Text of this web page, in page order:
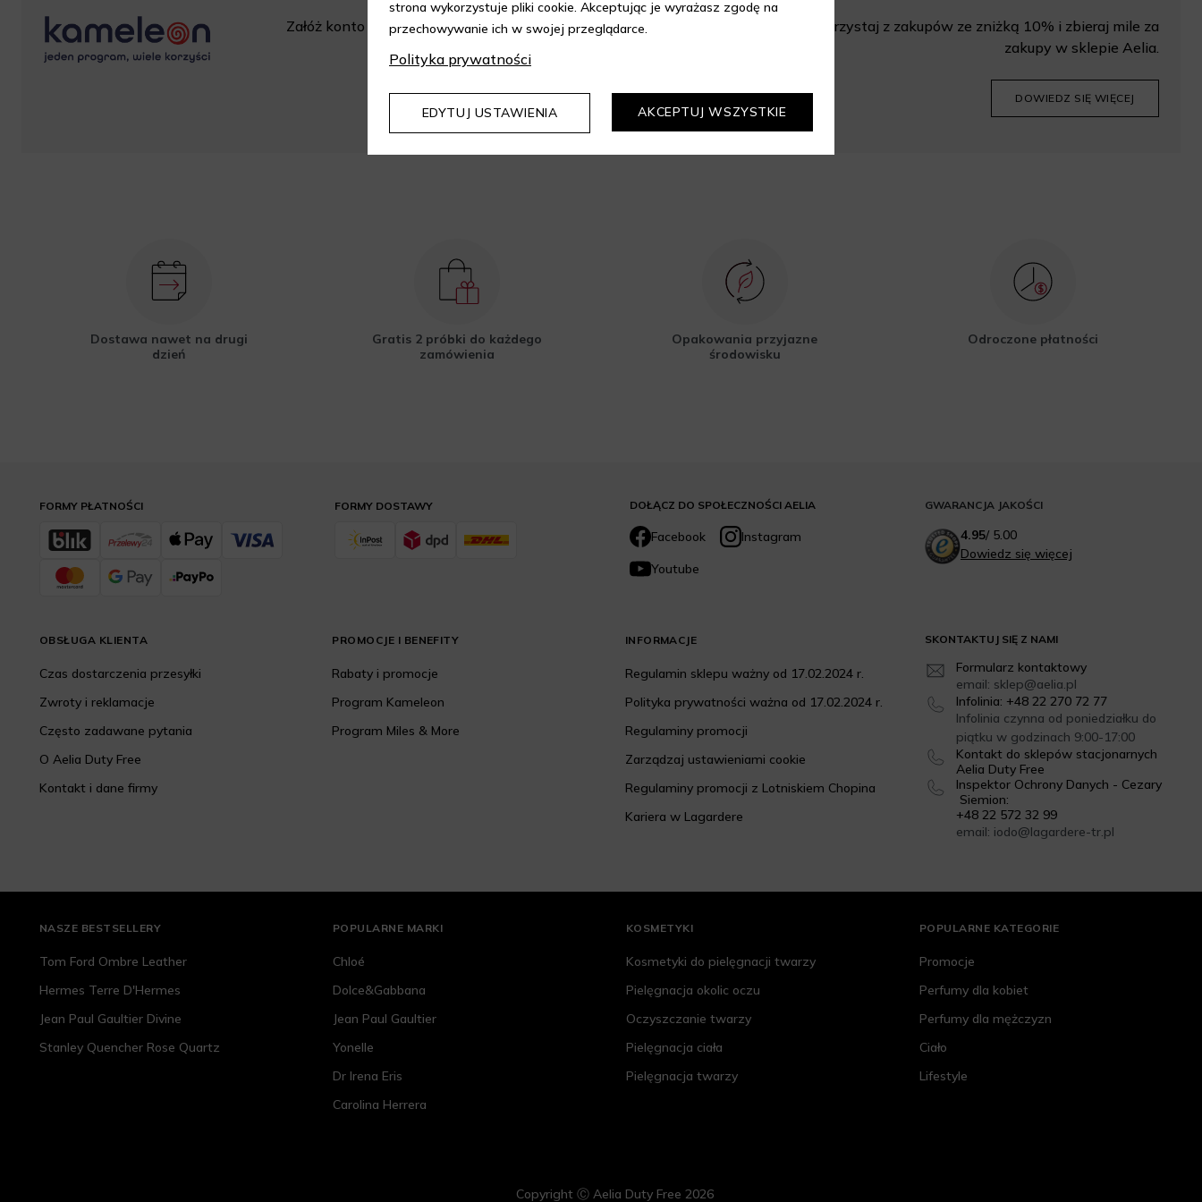
Załóż konto w sklepie Aelia i korzystaj z
DOWIEDZ SIĘ WIĘCEJ
Korzystaj z zakupów ze zniżką 10% i zbieraj mile za
zakupy w sklepie Aelia.
DOWIEDZ SIĘ WIĘCEJ
Dostawa nawet na drugi
dzień
Gratis 2 próbki do każdego
zamówienia
Opakowania przyjazne
środowisku
Odroczone płatności
DOŁĄCZ DO SPOŁECZNOŚCI AELIA
Facebook
Instagram
Youtube
SKONTAKTUJ SIĘ Z NAMI
Formularz kontaktowy
email: sklep@aelia.pl
Infolinia: +48 22 270 72 77
Infolinia czynna od poniedziałku do
piątku w godzinach 9:00-17:00
Kontakt do sklepów stacjonarnych
Aelia Duty Free
Inspektor Ochrony Danych - Cezary
Siemion:
+48 22 572 32 99
email: iodo@lagardere-tr.pl
FORMY DOSTAWY
FORMY PŁATNOŚCI
OBSŁUGA KLIENTA
Czas dostarczenia przesyłki
Zwroty i reklamacje
Często zadawane pytania
O Aelia Duty Free
Kontakt i dane firmy
PROMOCJE I BENEFITY
Rabaty i promocje
Program Kameleon
Program Miles & More
INFORMACJE
Regulamin sklepu ważny od 17.02.2024 r.
Polityka prywatności ważna od 17.02.2024 r.
Regulaminy promocji
Zarządzaj ustawieniami cookie
Regulaminy promocji z Lotniskiem Chopina
Kariera w Lagardere
GWARANCJA JAKOŚCI
4.95/5.00
Dowiedz się więcej
NASZE BESTSELLERY
Tom Ford Ombre Leather
Hermes Terre D'Hermes
Jean Paul Gaultier Divine
Stanley Quencher Rose Quartz
POPULARNE MARKI
Chloé
Dolce&Gabbana
Jean Paul Gaultier
Yonelle
Dr Irena Eris
Carolina Herrera
KOSMETYKI
Kosmetyki do pielęgnacji twarzy
Pielęgnacja okolic oczu
Oczyszczanie twarzy
Pielęgnacja ciała
Pielęgnacja twarzy
POPULARNE KATEGORIE
Promocje
Perfumy dla kobiet
Perfumy dla mężczyzn
Ciało
Lifestyle
Copyright Ⓒ Aelia Duty Free 2026
strona wykorzystuje pliki cookie. Akceptując je wyrażasz zgodę na
przechowywanie ich w swojej przeglądarce.
Polityka prywatności
EDYTUJ USTAWIENIA AKCEPTUJ WSZYSTKIE